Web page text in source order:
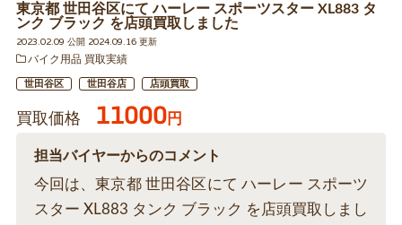
東京都 世田谷区にて ハーレー スポーツスター XL883 タ
ンク ブラック を店頭買取しました
2023.02.09 公開 2024.09.16 更新
バイク用品 買取実績
世田谷区 世田谷店 店頭買取
買取価格 11000円
担当バイヤーからのコメント
今回は、東京都 世田谷区にて ハーレー スポーツ
スター XL883 タンク ブラック を店頭買取しまし